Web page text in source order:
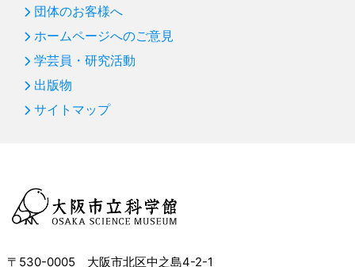
団体のお客様へ
ホームページへのご意見
学芸員・研究活動
出版物
サイトマップ
〒530-0005 大阪市北区中之島4-2-1